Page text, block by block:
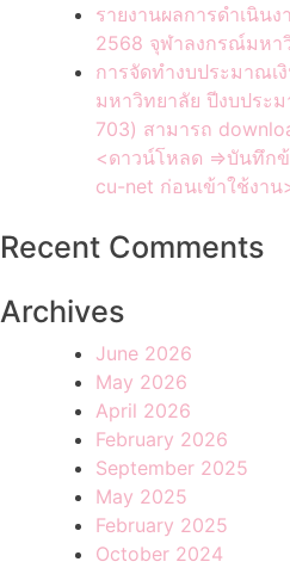
รายงานผลการดำเนิน
2568 จุฬาลงกรณ์มหา
การจัดทำงบประมาณเ
มหาวิทยาลัย ปีงบประ
703) สามารถ
<ดาวน์โหลด =>บันทึก
cu-net ก่อนเข้าใช้งาน
Recent Comments
Archives
June 2026
May 2026
April 2026
February 2026
September 2025
May 2025
February 2025
October 2024